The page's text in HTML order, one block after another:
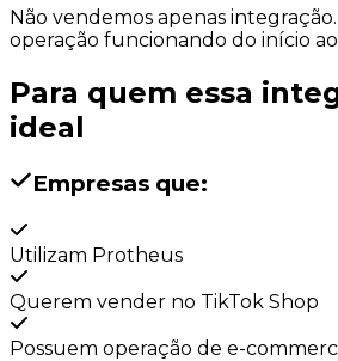
Não vendemos apenas
operação funcionando do início
Para quem essa
ideal
Empresas que:
Utilizam Protheus
Querem vender no TikTok Shop
Possuem operação de e-